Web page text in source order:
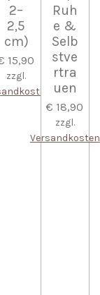
2–
2,5
cm)
15,90
zzgl.
Ruh
e &
Selb
stve
rtra
uen
€ 18,90
zzgl.
Versandkosten